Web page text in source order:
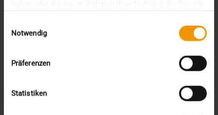
Notwendig
Präferenzen
Statistiken